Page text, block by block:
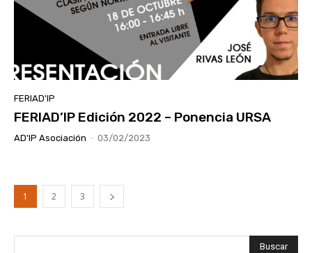
FERIAD'IP
FERIAD’IP Edición 2022 – Ponencia URSA
AD'IP Asociación - 03/02/2023
1 2 3
Buscar